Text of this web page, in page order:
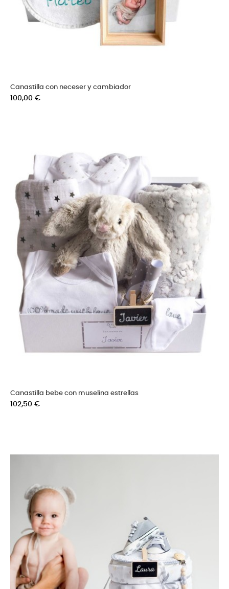
Canastilla con neceser y cambiador
Precio
100,00 €
Canastilla bebe con muselina estrellas
Precio
102,50 €